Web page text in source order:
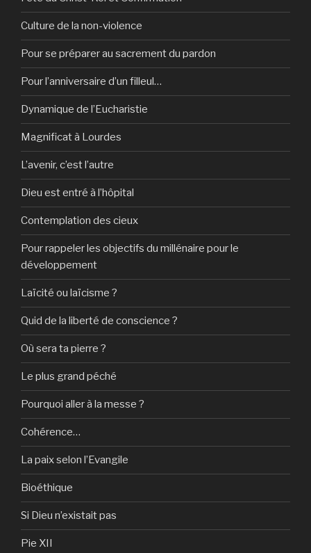
Culture de la non-violence
Pour se préparer au sacrement du pardon
Pour l’anniversaire d’un filleul…
Dynamique de l’Eucharistie
Magnificat à Lourdes
L’avenir, c’est l’autre
Dieu est entré à l’hôpital
Contemplation des cieux
Pour rappeler les objectifs du millénaire pour le
développement
Laïcité ou laïcisme ?
Quid de la liberté de conscience ?
Où sera ta pierre ?
Le plus grand péché
Pourquoi aller à la messe ?
Cohérence…
La paix selon l’Evangile
Bioéthique
Si Dieu n’existait pas
Pie XII